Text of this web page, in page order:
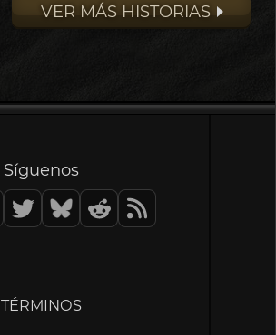
VER MÁS HISTORIAS
Síguenos
TÉRMINOS